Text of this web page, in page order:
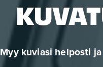
Myy kuviasi helposti